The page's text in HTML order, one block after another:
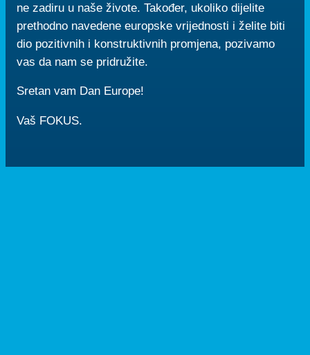
ne zadiru u naše živote. Također, ukoliko dijelite
prethodno navedene europske vrijednosti i želite biti
dio pozitivnih i konstruktivnih promjena, pozivamo
vas da nam se pridružite.
Sretan vam Dan Europe!
Vaš FOKUS.